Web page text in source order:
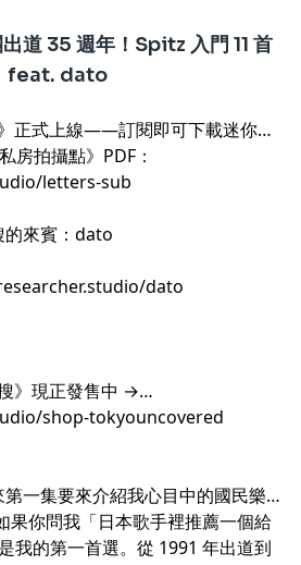
道 35 週年！Spitz 入門 11 首
feat. dato
正式上線——訂閱即可下載迷你電
房拍攝點》PDF：
letters-sub
的來賓：dato
dato
》現正發售中 →
shop-tokyouncovered
一集要來介紹我心目中的國民樂團
果你問我「日本歌手裡推薦一個給
的第一首選。從 1991 年出道到